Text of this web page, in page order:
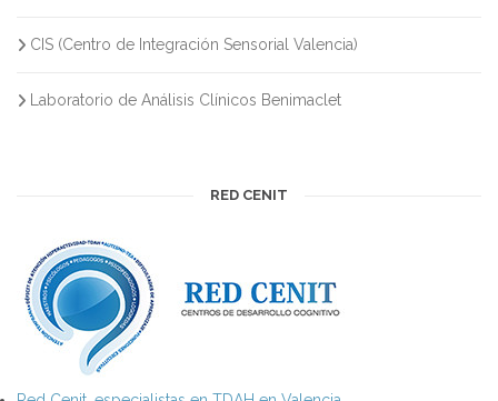
CIS (Centro de Integración Sensorial Valencia)
Laboratorio de Análisis Clínicos Benimaclet
RED CENIT